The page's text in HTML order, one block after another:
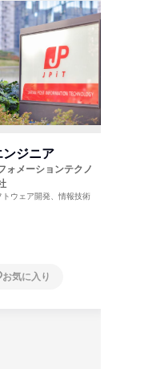
ンジニア
ォメーションテクノ
トウェア開発、情報技術
お気に入り